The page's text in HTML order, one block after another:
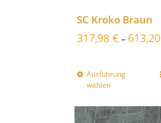
SC Kroko Braun
317,98 € – 613,20
Ausführung
wählen